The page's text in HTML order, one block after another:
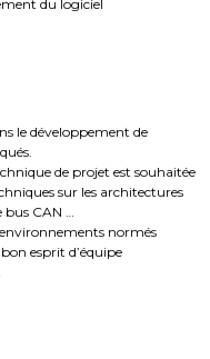
du logiciel
le développement de
de projet est souhaitée
sur les architectures
bus CAN …
normés
esprit d’équipe